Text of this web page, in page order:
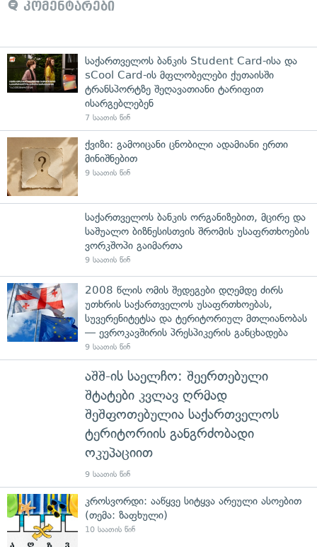
კომენტარები
საქართველოს ბანკის Student Card-ისა და
sCool Card-ის მფლობელები ქუთაისში
ტრანსპორტზე შეღავათიანი ტარიფით
ისარგებლებენ
7 საათის წინ
ქვიზი: გამოიცანი ცნობილი ადამიანი ერთი
მინიშნებით
9 საათის წინ
საქართველოს ბანკის ორგანიზებით, მცირე და
საშუალო ბიზნესისთვის შრომის უსაფრთხოების
ვორკშოპი გაიმართა
9 საათის წინ
2008 წლის ომის შედეგები დღემდე ძირს
უთხრის საქართველოს უსაფრთხოებას,
სუვერენიტეტსა და ტერიტორიულ მთლიანობას
— ევროკავშირის პრესპიკერის განცხადება
9 საათის წინ
აშშ-ის საელჩო: შეერთებული
შტატები კვლავ ღრმად
შეშფოთებულია საქართველოს
ტერიტორიის განგრძობადი
ოკუპაციით
9 საათის წინ
კროსვორდი: ააწყვე სიტყვა არეული ასოებით
(თემა: ზაფხული)
10 საათის წინ